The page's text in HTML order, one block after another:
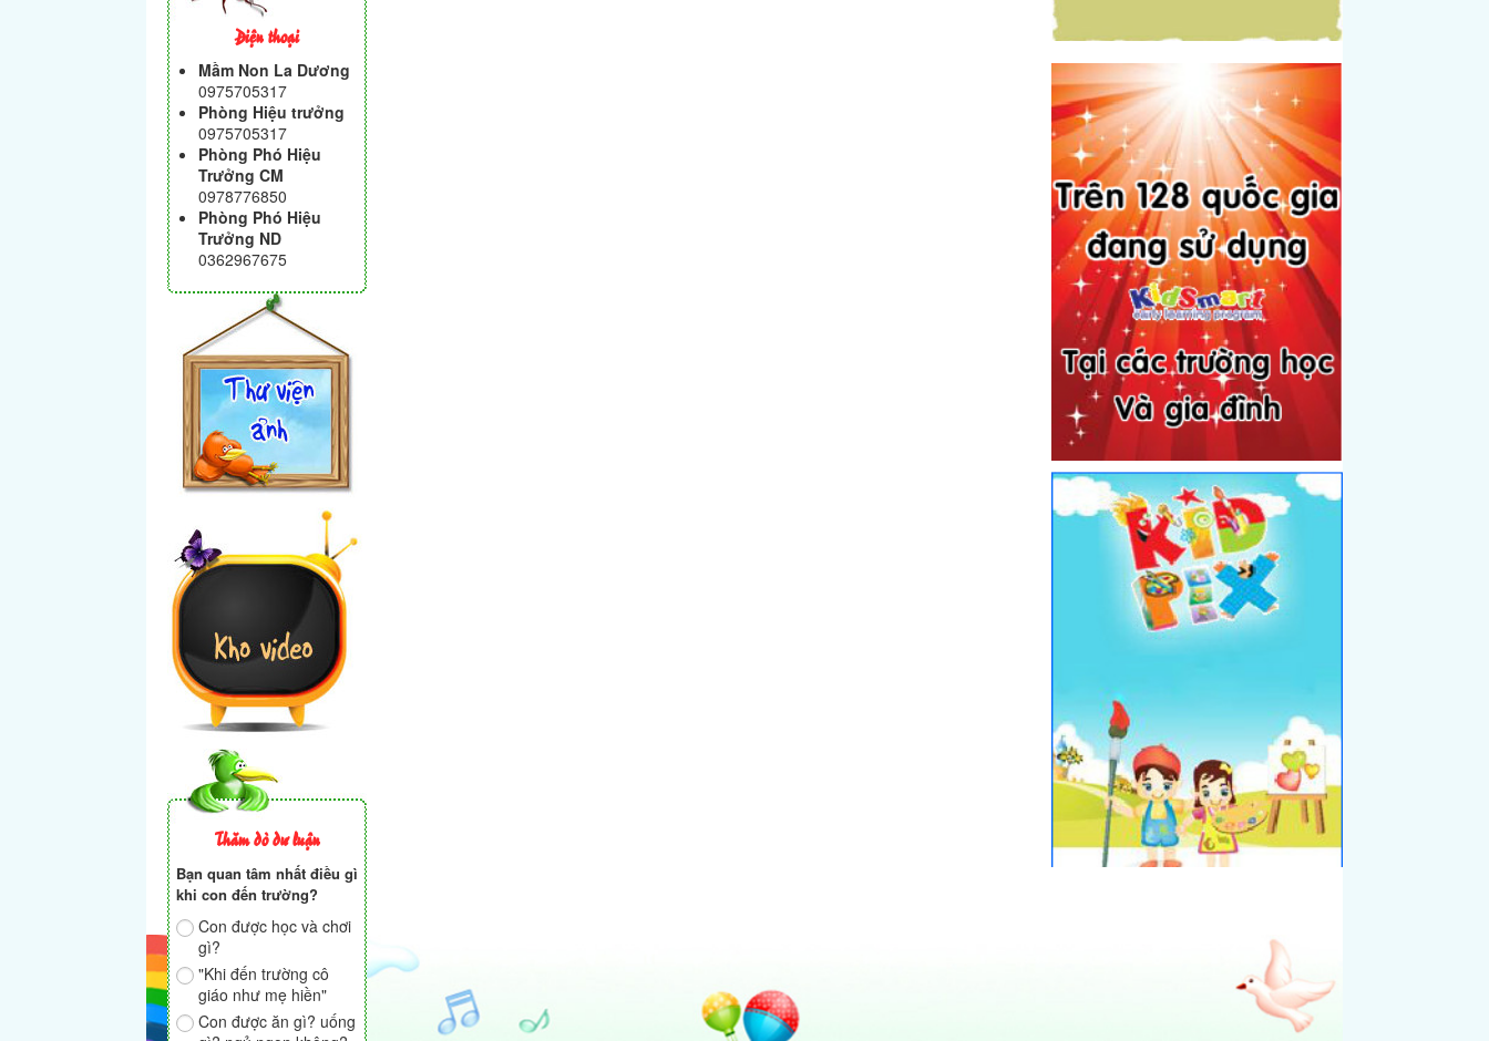
Điện thoại
Mầm Non La Dương
0975705317
Phòng Hiệu trưởng
0975705317
Phòng Phó Hiệu
Trưởng CM
0978776850
Phòng Phó Hiệu
Trưởng ND
0362967675
Thăm dò dư luận
Bạn quan tâm nhất điều gì
khi con đến trường?
Con được học và chơi
gì?
"Khi đến trường cô
giáo như mẹ hiền"
Con được ăn gì? uống